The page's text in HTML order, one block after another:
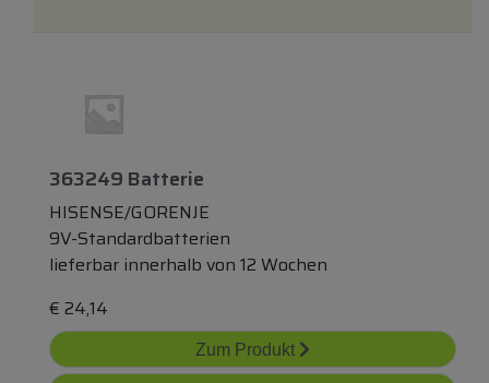
363249 Batterie
HISENSE/GORENJE
9V-Standardbatterien
lieferbar innerhalb von 12 Wochen
€ 24,14
Zum Produkt